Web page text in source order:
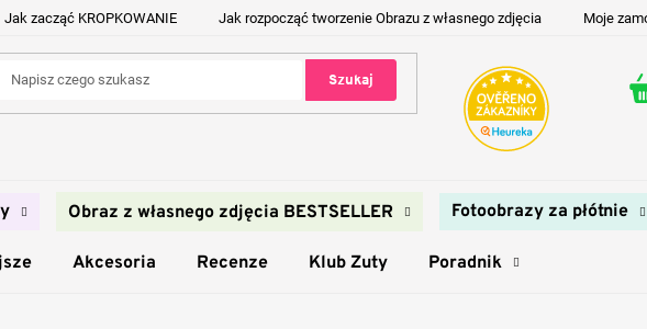
Jak zacząć KROPKOWANIE Jak rozpocząć tworzenie Obrazu z własnego zdjęcia Moje
Szukaj
Obraz z własnego zdjęcia BESTSELLER Fotoobrazy za płótnie
Akcesoria Recenze Klub Zuty Poradnik